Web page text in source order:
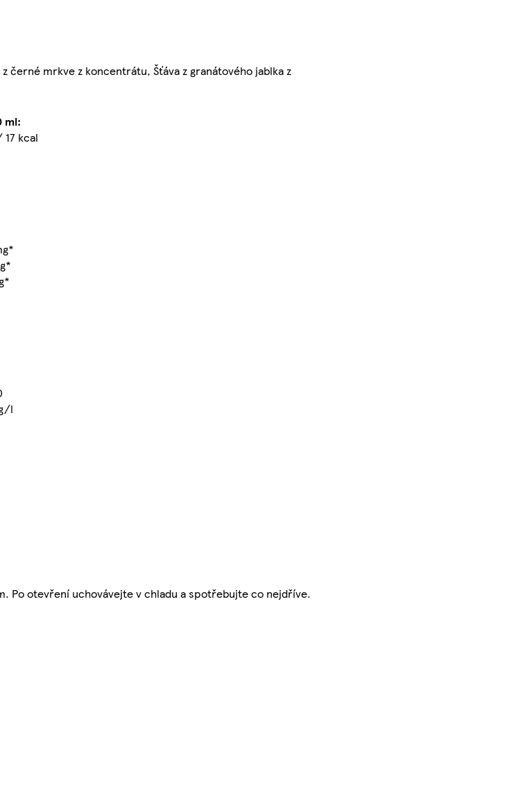
černé mrkve z koncentrátu, Šťáva z granátového jablka z
ml:
kcal
l
Po otevření uchovávejte v chladu a spotřebujte co nejdříve.